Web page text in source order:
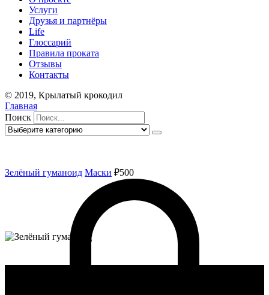
Услуги
Друзья и партнёры
Life
Глоссарий
Правила проката
Отзывы
Контакты
© 2019, Крылатый крокодил
Главная
Поиск
Зелёный гуманоид Маски ₽500